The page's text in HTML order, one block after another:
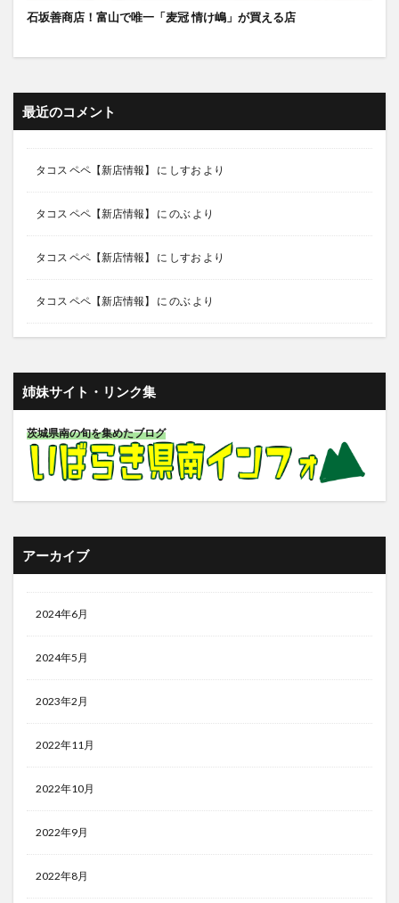
石坂善商店！富山で唯一「麦冠 情け嶋」が買える店
最近のコメント
タコス ペペ【新店情報】 に しすお より
タコス ペペ【新店情報】 に のぶ より
タコス ペペ【新店情報】 に しすお より
タコス ペペ【新店情報】 に のぶ より
姉妹サイト・リンク集
茨城県南の旬を集めたブログ
アーカイブ
2024年6月
2024年5月
2023年2月
2022年11月
2022年10月
2022年9月
2022年8月